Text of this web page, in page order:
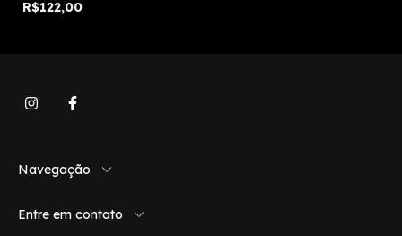
R$122,00
Navegação
Entre em contato